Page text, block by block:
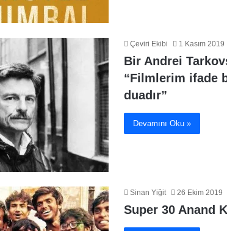
Çeviri Ekibi 1 Kasım 2019
Bir Andrei
“Filmlerim ifade
duadır”
Devamını Oku »
Sinan Yiğit 26 Ekim 2019
Super 30 Anand